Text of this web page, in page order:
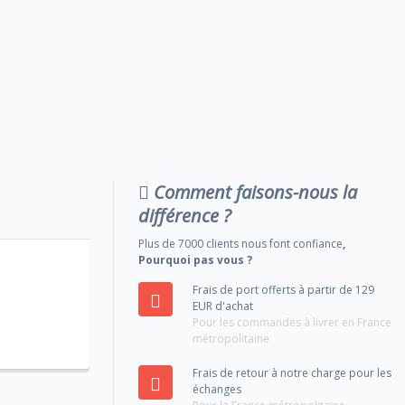
Comment faisons-nous la
différence ?
Plus de 7000 clients nous font confiance,
Pourquoi pas vous ?
Frais de port offerts à partir de 129
EUR d'achat
Pour les commandes à livrer en France
métropolitaine
Frais de retour à notre charge pour les
échanges